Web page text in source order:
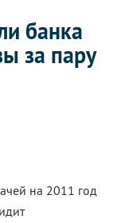
банка
за пару
на 2011 год